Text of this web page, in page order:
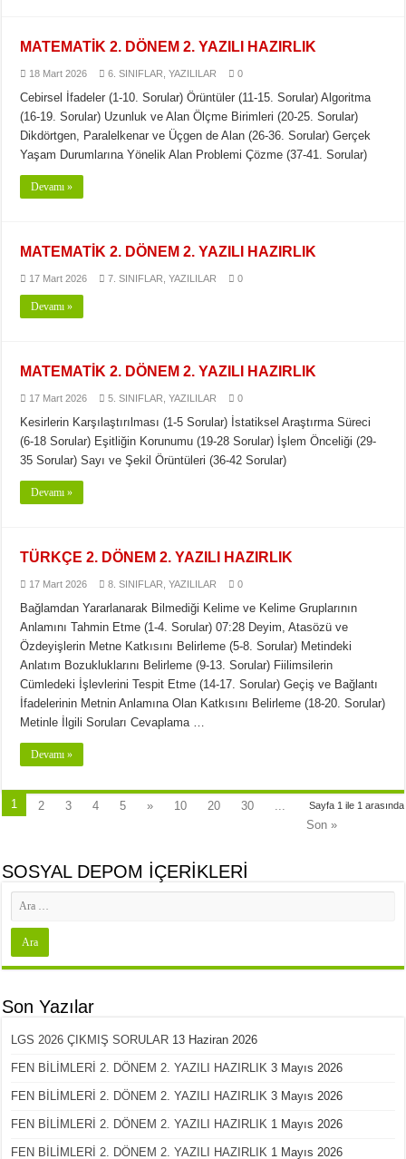
MATEMATİK 2. DÖNEM 2. YAZILI HAZIRLIK
18 Mart 2026 6. SINIFLAR ,YAZILILAR 0
Cebirsel İfadeler (1-10. Sorular) Örüntüler (11-15. Sorular) Algoritma
(16-19. Sorular) Uzunluk ve Alan Ölçme Birimleri (20-25. Sorular)
Dikdörtgen, Paralelkenar ve Üçgen de Alan (26-36. Sorular) Gerçek
Yaşam Durumlarına Yönelik Alan Problemi Çözme (37-41. Sorular)
Devamı »
MATEMATİK 2. DÖNEM 2. YAZILI HAZIRLIK
17 Mart 2026 7. SINIFLAR ,YAZILILAR 0
Devamı »
MATEMATİK 2. DÖNEM 2. YAZILI HAZIRLIK
17 Mart 2026 5. SINIFLAR ,YAZILILAR 0
Kesirlerin Karşılaştırılması (1-5 Sorular) İstatiksel Araştırma Süreci
(6-18 Sorular) Eşitliğin Korunumu (19-28 Sorular) İşlem Önceliği (29-
35 Sorular) Sayı ve Şekil Örüntüleri (36-42 Sorular)
Devamı »
TÜRKÇE 2. DÖNEM 2. YAZILI HAZIRLIK
17 Mart 2026 8. SINIFLAR ,YAZILILAR 0
Bağlamdan Yararlanarak Bilmediği Kelime ve Kelime Gruplarının
Anlamını Tahmin Etme (1-4. Sorular) 07:28 Deyim, Atasözü ve
Özdeyişlerin Metne Katkısını Belirleme (5-8. Sorular) Metindeki
Anlatım Bozukluklarını Belirleme (9-13. Sorular) Fiilimsilerin
Cümledeki İşlevlerini Tespit Etme (14-17. Sorular) Geçiş ve Bağlantı
İfadelerinin Metnin Anlamına Olan Katkısını Belirleme (18-20. Sorular)
Metinle İlgili Soruları Cevaplama …
Devamı »
Sayfa 1 ile 1 arasında
1 2 3 4 5 » 10 20 30
...
Son »
SOSYAL DEPOM İÇERİKLERİ
Son Yazılar
LGS 2026 ÇIKMIŞ SORULAR 13 Haziran 2026
FEN BİLİMLERİ 2. DÖNEM 2. YAZILI HAZIRLIK 3 Mayıs 2026
FEN BİLİMLERİ 2. DÖNEM 2. YAZILI HAZIRLIK 3 Mayıs 2026
FEN BİLİMLERİ 2. DÖNEM 2. YAZILI HAZIRLIK 1 Mayıs 2026
FEN BİLİMLERİ 2. DÖNEM 2. YAZILI HAZIRLIK 1 Mayıs 2026